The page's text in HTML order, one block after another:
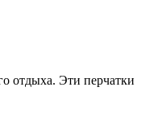
отдыха. Эти перчатки